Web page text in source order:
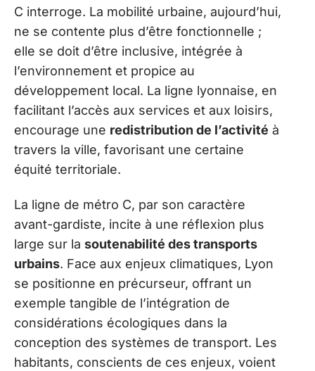
C interroge. La mobilité urbaine, aujourd’hui,
ne se contente plus d’être fonctionnelle ;
elle se doit d’être inclusive, intégrée à
l’environnement et propice au
développement local. La ligne lyonnaise, en
facilitant l’accès aux services et aux loisirs,
encourage une redistribution de l’activité à
travers la ville, favorisant une certaine
équité territoriale.
La ligne de métro C, par son caractère
avant-gardiste, incite à une réflexion plus
large sur la soutenabilité des transports
urbains. Face aux enjeux climatiques, Lyon
se positionne en précurseur, offrant un
exemple tangible de l’intégration de
considérations écologiques dans la
conception des systèmes de transport. Les
habitants, conscients de ces enjeux, voient